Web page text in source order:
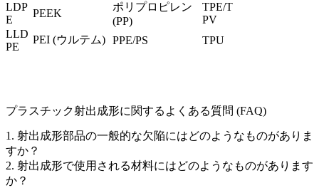
LDP
E
PEEK
ポリプロピレン
(PP)
TPE/T
PV
LLD
PE
PEI (ウルテム) PPE/PS TPU
プラスチック射出成形に関するよくある質問 (FAQ)
1. 射出成形部品の一般的な欠陥にはどのようなものがありま
すか？
2. 射出成形で使用される材料にはどのようなものがあります
か？